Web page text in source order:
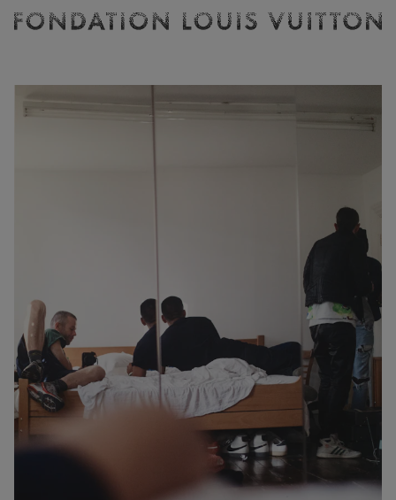
Vuitton
Billetterie